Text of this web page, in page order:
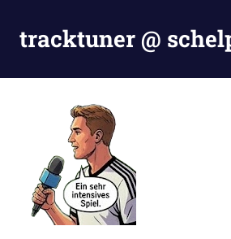
Inhalt
springen
tracktuner @
Hahahaha.